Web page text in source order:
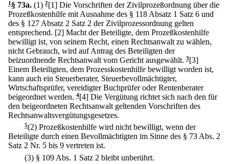
1 § 73a. (1) 2[1] Die Vorschriften der Zivilprozeßordnung über die
Prozeßkostenhilfe mit Ausnahme des § 118 Absatz 1 Satz 6 und
des § 127 Absatz 2 Satz 2 der Zivilprozessordnung gelten
entsprechend. [2] Macht der Beteiligte, dem Prozeßkostenhilfe
bewilligt ist, von seinem Recht, einen Rechtsanwalt zu wählen,
nicht Gebrauch, wird auf Antrag des Beteiligten der
beizuordnende Rechtsanwalt vom Gericht ausgewählt. 3[3]
Einem Beteiligten, dem Prozesskostenhilfe bewilligt worden ist,
kann auch ein Steuerberater, Steuerbevollmächtigter,
Wirtschaftsprüfer, vereidigter Buchprüfer oder Rentenberater
beigeordnet werden. 4[4] Die Vergütung richtet sich nach den für
den beigeordneten Rechtsanwalt geltenden Vorschriften des
Rechtsanwaltsvergütungsgesetzes.
5(2) Prozeßkostenhilfe wird nicht bewilligt, wenn der
Beteiligte durch einen Bevollmächtigten im Sinne des § 73 Abs. 2
Satz 2 Nr. 5 bis 9 vertreten ist.
(3) § 109 Abs. 1 Satz 2 bleibt unberührt.